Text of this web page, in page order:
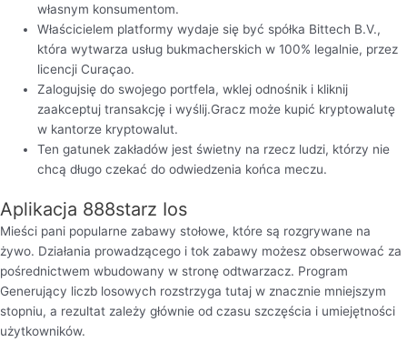
własnym konsumentom.
Właścicielem platformy wydaje się być spółka Bittech B.V.,
która wytwarza usług bukmacherskich w 100% legalnie, przez
licencji Curaçao.
Zalogujsię do swojego portfela, wklej odnośnik i kliknij
zaakceptuj transakcję i wyślij.Gracz może kupić kryptowalutę
w kantorze kryptowalut.
Ten gatunek zakładów jest świetny na rzecz ludzi, którzy nie
chcą długo czekać do odwiedzenia końca meczu.
Aplikacja 888starz Ios
Mieści pani popularne zabawy stołowe, które są rozgrywane na
żywo. Działania prowadzącego i tok zabawy możesz obserwować za
pośrednictwem wbudowany w stronę odtwarzacz. Program
Generujący liczb losowych rozstrzyga tutaj w znacznie mniejszym
stopniu, a rezultat zależy głównie od czasu szczęścia i umiejętności
użytkowników.